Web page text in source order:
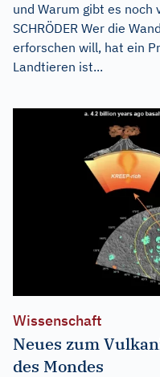
und Warum gibt es noch
SCHRÖDER Wer die
erforschen will, hat ein
Landtieren ist...
Wissenschaft
Neues zum
des Mondes